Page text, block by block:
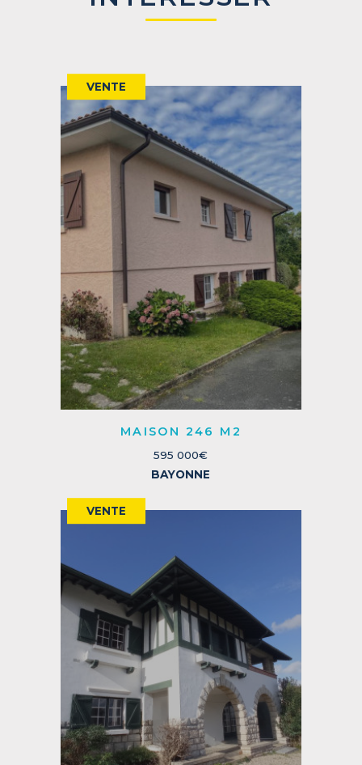
VENTE
MAISON 246 M2
595 000€
BAYONNE
VENTE